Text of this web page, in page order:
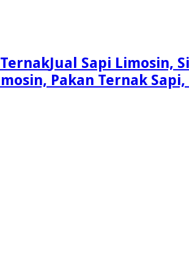
Jual Sapi Limosin,
Pakan Ternak